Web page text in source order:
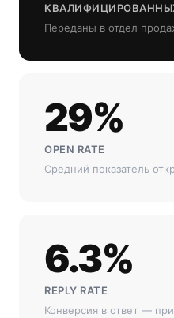
Переданы в отдел
29%
OPEN RATE
Средний показатель
6.3%
REPLY RATE
Конверсия в ответ —